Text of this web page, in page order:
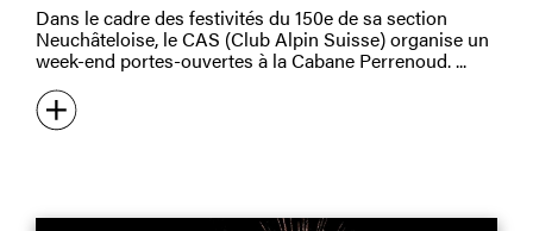
Dans le cadre des festivités du 150e de sa section
Neuchâteloise, le CAS (Club Alpin Suisse) organise un
week-end portes-ouvertes à la Cabane Perrenoud.